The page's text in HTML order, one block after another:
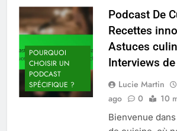
POURQUOI
CHOISIR UN
PODCAST
SPÉCIFIQUE ?
Podcast De
Recettes
Astuces
Interviews
Lucie Martin
ago
0 10
Bienvenue